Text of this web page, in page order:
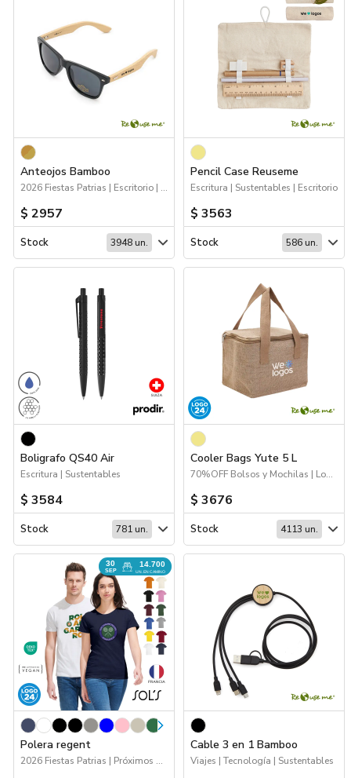
Anteojos Bamboo
2026 Fiestas Patrias | Escritorio | 70%OFF Hogar y Tiempo Libre | Hogar y Tiempo Libre | Sustentables
$ 2957
Stock 3948 un.
Pencil Case Reuseme
Escritura | Sustentables | Escritorio
$ 3563
Stock 586 un.
Boligrafo QS40 Air
Escritura | Sustentables
$ 3584
Stock 781 un.
Cooler Bags Yute 5 L
70%OFF Bolsos y Mochilas | Logo 24hs | Sustentables | Coolers y luncheras
$ 3676
Stock 4113 un.
30
SEP
14.700
UN. EN CAMINO
Polera regent
2026 Fiestas Patrias | Próximos Arribos | Workwear | 2026 Minería | Logo 24hs | Sustentables | Apparel - Poleras | Apparel
Cable 3 en 1 Bamboo
Viajes | Tecnología | Sustentables